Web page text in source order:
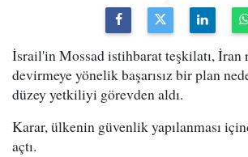
İsrail'in Mossad istihbarat teşkilatı,
devirmeye yönelik başarısız bir plan
düzey yetkiliyi görevden aldı.
Karar, ülkenin güvenlik yapılanması
açtı.